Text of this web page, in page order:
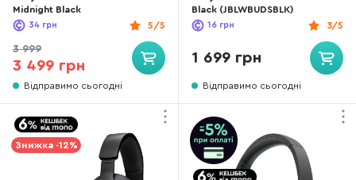
Midnight Black
5/5
34 грн
3 999
3 499 грн
Відправимо сьогодні
Black (JBLWBUDSBLK)
3/5
16 грн
1 699 грн
Відправимо сьогодні
Знижка -12%